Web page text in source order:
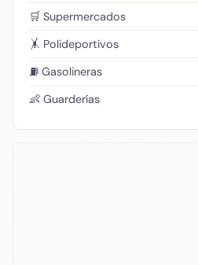
🛒 Supermercados
🤸 Polideportivos
⛽ Gasolineras
👶 Guarderías